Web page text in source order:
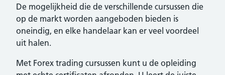
De mogelijkheid die de verschillende cursussen die
op de markt worden aangeboden bieden is
oneindig, en elke handelaar kan er veel voordeel
uit halen.
Met Forex trading cursussen kunt u de opleiding